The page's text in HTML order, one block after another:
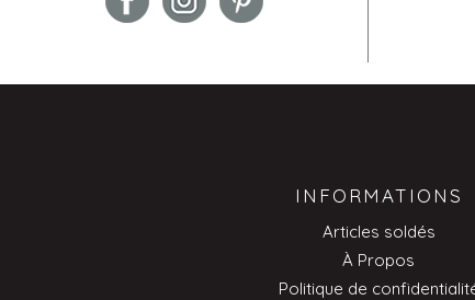
INFORMATIONS
Articles soldés
À Propos
Politique de